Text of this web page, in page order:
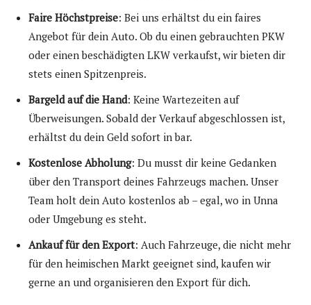
Faire Höchstpreise: Bei uns erhältst du ein faires
Angebot für dein Auto. Ob du einen gebrauchten PKW
oder einen beschädigten LKW verkaufst, wir bieten dir
stets einen Spitzenpreis.
Bargeld auf die Hand: Keine Wartezeiten auf
Überweisungen. Sobald der Verkauf abgeschlossen ist,
erhältst du dein Geld sofort in bar.
Kostenlose Abholung: Du musst dir keine Gedanken
über den Transport deines Fahrzeugs machen. Unser
Team holt dein Auto kostenlos ab – egal, wo in Unna
oder Umgebung es steht.
Ankauf für den Export: Auch Fahrzeuge, die nicht mehr
für den heimischen Markt geeignet sind, kaufen wir
gerne an und organisieren den Export für dich.